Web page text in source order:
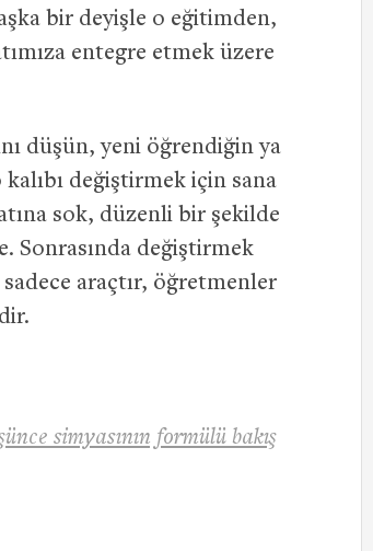
bir deyişle o eğitimden,
entegre etmek üzere
düşün, yeni öğrendiğin ya
değiştirmek için sana
sok, düzenli bir şekilde
Sonrasında değiştirmek
araçtır, öğretmenler
simyasının formülü bakış